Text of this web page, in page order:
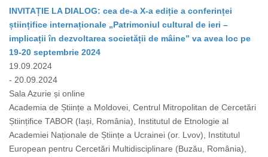
INVITAȚIE LA DIALOG: cea de-a X-a ediție a conferinței
științifice internaționale „Patrimoniul cultural de ieri –
implicații în dezvoltarea societății de mâine” va avea loc pe
19-20 septembrie 2024
19.09.2024
- 20.09.2024
Sala Azurie și online
Academia de Științe a Moldovei, Centrul Mitropolitan de Cercetări
Științifice TABOR (Iași, România), Institutul de Etnologie al
Academiei Naționale de Științe a Ucrainei (or. Lvov), Institutul
European pentru Cercetări Multidisciplinare (Buzău, România),